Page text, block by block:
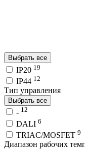
Выбрать все
IP20 19
IP44 12
Тип управления
Выбрать все
- 12
DALI 6
TRIAC/MOSFET 9
Диапазон рабочих